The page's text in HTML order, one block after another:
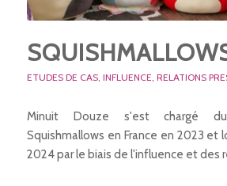
ETUDES DE CAS, INFLUENCE RELATIONS
Minuit Douze s'est chargé
Squishmallows en France en 2023 et
2024 par le biais de l'influence et des